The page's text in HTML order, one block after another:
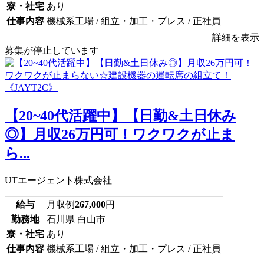
寮・社宅 あり
仕事内容 機械系工場 / 組立・加工・プレス / 正社員
詳細を表示
募集が停止しています
【20~40代活躍中】【日勤&土日休み
◎】月収26万円可！ワクワクが止ま
ら...
UTエージェント株式会社
給与 月収例267,000円
勤務地
石川県 白山市
寮・社宅 あり
仕事内容 機械系工場 / 組立・加工・プレス / 正社員